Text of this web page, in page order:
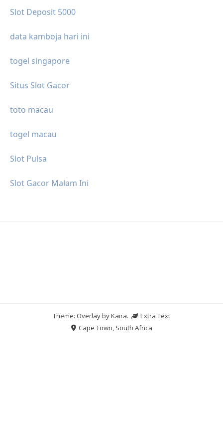
Slot Deposit 5000
data kamboja hari ini
togel singapore
Situs Slot Gacor
toto macau
togel macau
Slot Pulsa
Slot Gacor Malam Ini
Theme: Overlay byKaira.
Extra Text
Cape Town, South Africa